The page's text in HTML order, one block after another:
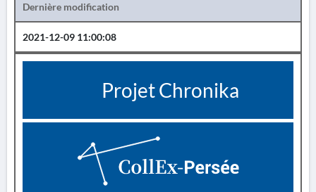
Dernière modification
2021-12-09 11:00:08
Projet Chronika